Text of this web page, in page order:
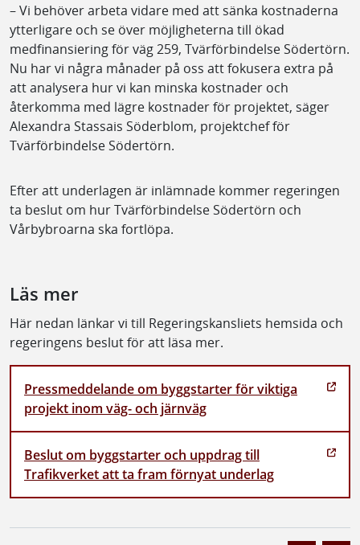
– Vi behöver arbeta vidare med att sänka kostnaderna
ytterligare och se över möjligheterna till ökad
medfinansiering för väg 259, Tvärförbindelse Södertörn.
Nu har vi några månader på oss att fokusera extra på
att analysera hur vi kan minska kostnader och
återkomma med lägre kostnader för projektet, säger
Alexandra Stassais Söderblom, projektchef för
Tvärförbindelse Södertörn.
Efter att underlagen är inlämnade kommer regeringen
ta beslut om hur Tvärförbindelse Södertörn och
Vårbybroarna ska fortlöpa.
Läs mer
Här nedan länkar vi till Regeringskansliets hemsida och
regeringens beslut för att läsa mer.
Pressmeddelande om byggstarter för viktiga
projekt inom väg- och järnväg
Beslut om byggstarter och uppdrag till
Trafikverket att ta fram förnyat underlag